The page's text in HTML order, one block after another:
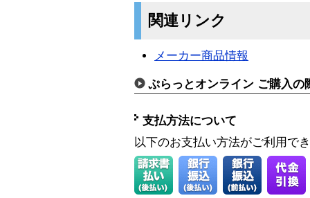
関連リンク
メーカー商品情報
ぷらっとオンライン ご購入の
支払方法について
以下のお支払い方法がご利用で